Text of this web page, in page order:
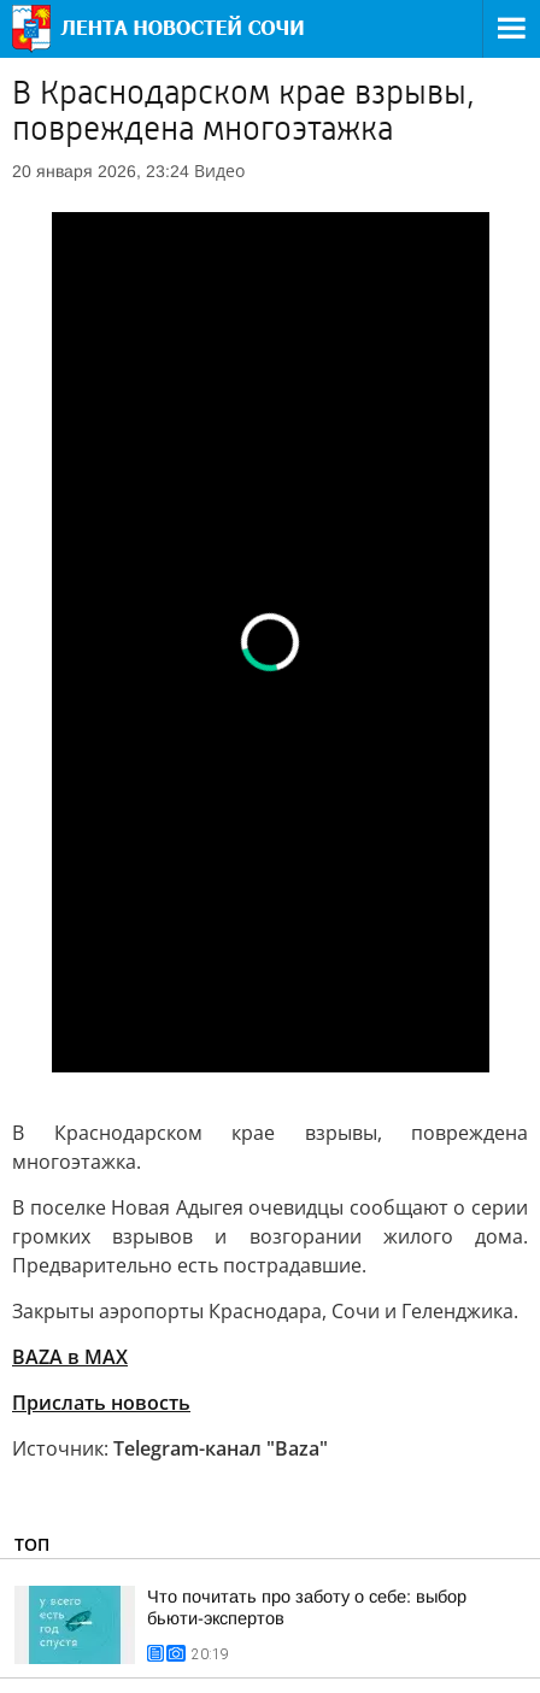
В Краснодарском крае взрывы,
повреждена многоэтажка
20 января 2026, 23:24 Видео
В Краснодарском крае взрывы, повреждена
многоэтажка.
В поселке Новая Адыгея очевидцы сообщают о серии
громких взрывов и возгорании жилого дома.
Предварительно есть пострадавшие.
Закрыты аэропорты Краснодара, Сочи и Геленджика.
BAZA в MAX
Прислать новость
Источник: Telegram-канал "Baza"
ТОП
Что почитать про заботу о себе: выбор
бьюти-экспертов
20:19